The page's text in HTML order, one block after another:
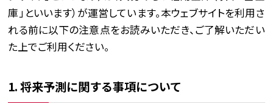
庫」といいます）が運営しています。本ウェブサイトを利用さ
れる前に以下の注意点をお読みいただき、ご了解いただい
た上でご利用ください。
1. 将来予測に関する事項について